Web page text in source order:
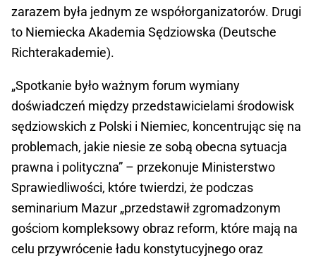
zarazem była jednym ze współorganizatorów. Drugi
to Niemiecka Akademia Sędziowska (Deutsche
Richterakademie).
„Spotkanie było ważnym forum wymiany
doświadczeń między przedstawicielami środowisk
sędziowskich z Polski i Niemiec, koncentrując się na
problemach, jakie niesie ze sobą obecna sytuacja
prawna i polityczna” – przekonuje Ministerstwo
Sprawiedliwości, które twierdzi, że podczas
seminarium Mazur „przedstawił zgromadzonym
gościom kompleksowy obraz reform, które mają na
celu przywrócenie ładu konstytucyjnego oraz